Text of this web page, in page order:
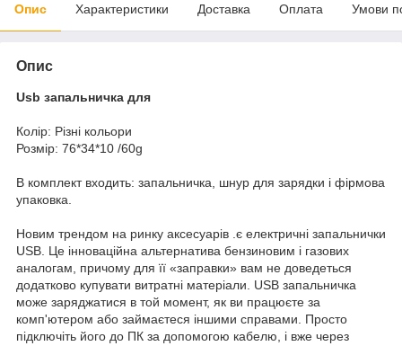
Опис Характеристики Доставка Оплата Умови
Опис
Usb запальничка для
Колір: Різні кольори
Розмір: 76*34*10 /60g
В комплект входить: запальничка, шнур для зарядки і фірмова
упаковка.
Новим трендом на ринку аксесуарів .є електричні запальнички
USB. Це інноваційна альтернатива бензиновим і газових
аналогам, причому для її «заправки» вам не доведеться
додатково купувати витратні матеріали. USB запальничка
може заряджатися в той момент, як ви працюєте за
комп'ютером або займаєтеся іншими справами. Просто
підключіть його до ПК за допомогою кабелю, і вже через